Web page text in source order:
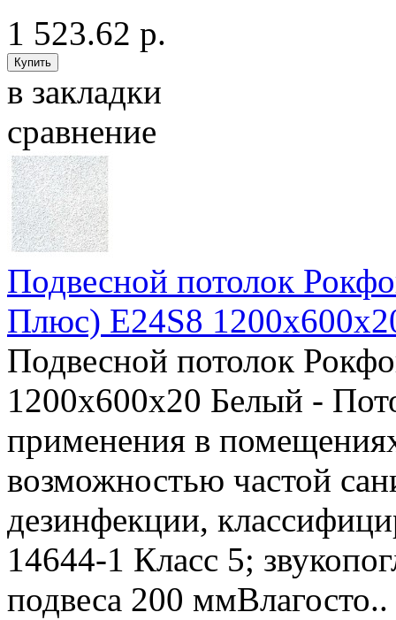
1 523.62 р.
в закладки
сравнение
Подвесной потолок
Плюс) E24S8
Подвесной потолок
1200x600x20 Белый -
применения в
возможностью частой
дезинфекции,
14644-1 Класс 5;
подвеса 200 ммВлагосто..